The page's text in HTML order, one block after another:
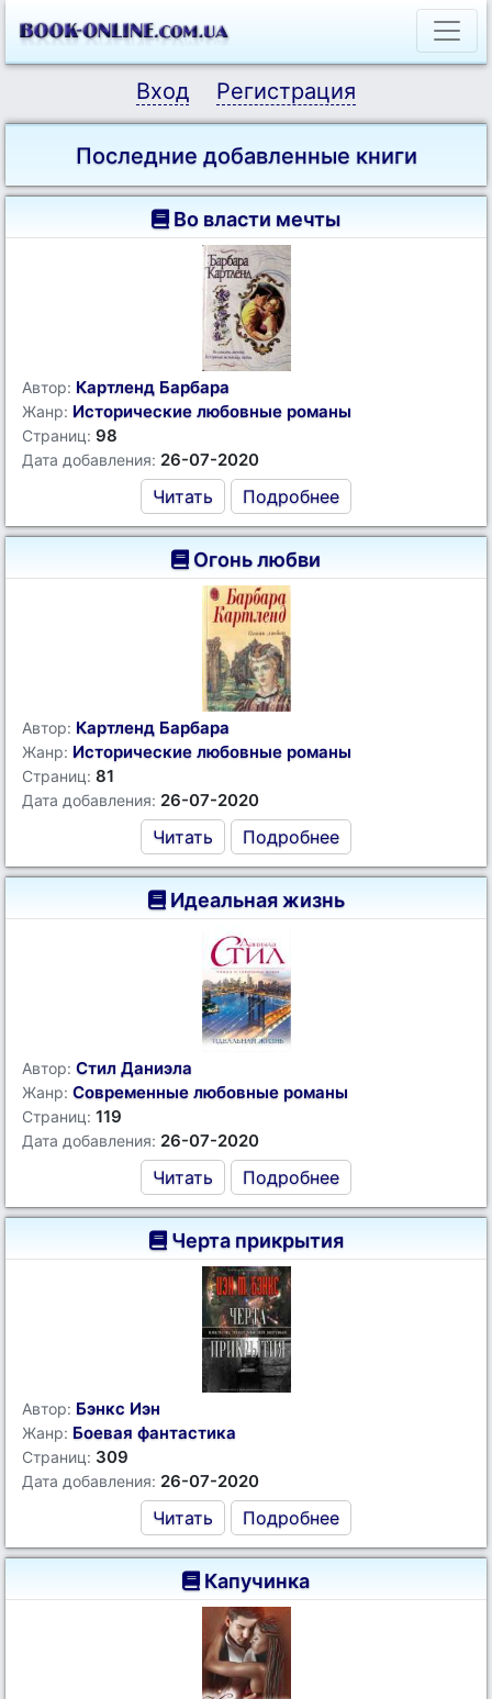
Вход Регистрация
Последние добавленные книги
Во власти мечты
Автор: Картленд Барбара
Жанр: Исторические любовные романы
Страниц: 98
Дата добавления: 26-07-2020
Читать Подробнее
Огонь любви
Автор: Картленд Барбара
Жанр: Исторические любовные романы
Страниц: 81
Дата добавления: 26-07-2020
Читать Подробнее
Идеальная жизнь
Автор: Стил Даниэла
Жанр: Современные любовные романы
Страниц: 119
Дата добавления: 26-07-2020
Читать Подробнее
Черта прикрытия
Автор: Бэнкс Иэн
Жанр: Боевая фантастика
Страниц: 309
Дата добавления: 26-07-2020
Читать Подробнее
Капучинка